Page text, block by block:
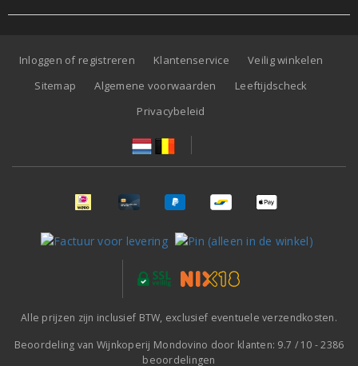
Inloggen of registreren Klantenservice
Veilig winkelen
Sitemap
Algemene voorwaarden
Leeftijdscheck
Privacybeleid
Alle prijzen zijn inclusief BTW, exclusief eventuele verzendkosten.
Beoordeling van Wijnkoperij Mondovino door klanten: 9.7 / 10 -2386
beoordelingen